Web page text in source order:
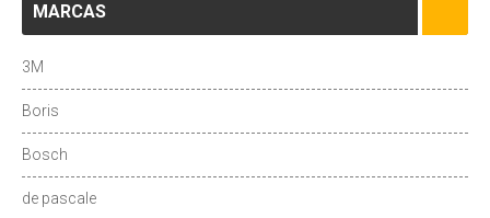
MARCAS
3M
Boris
Bosch
de pascale